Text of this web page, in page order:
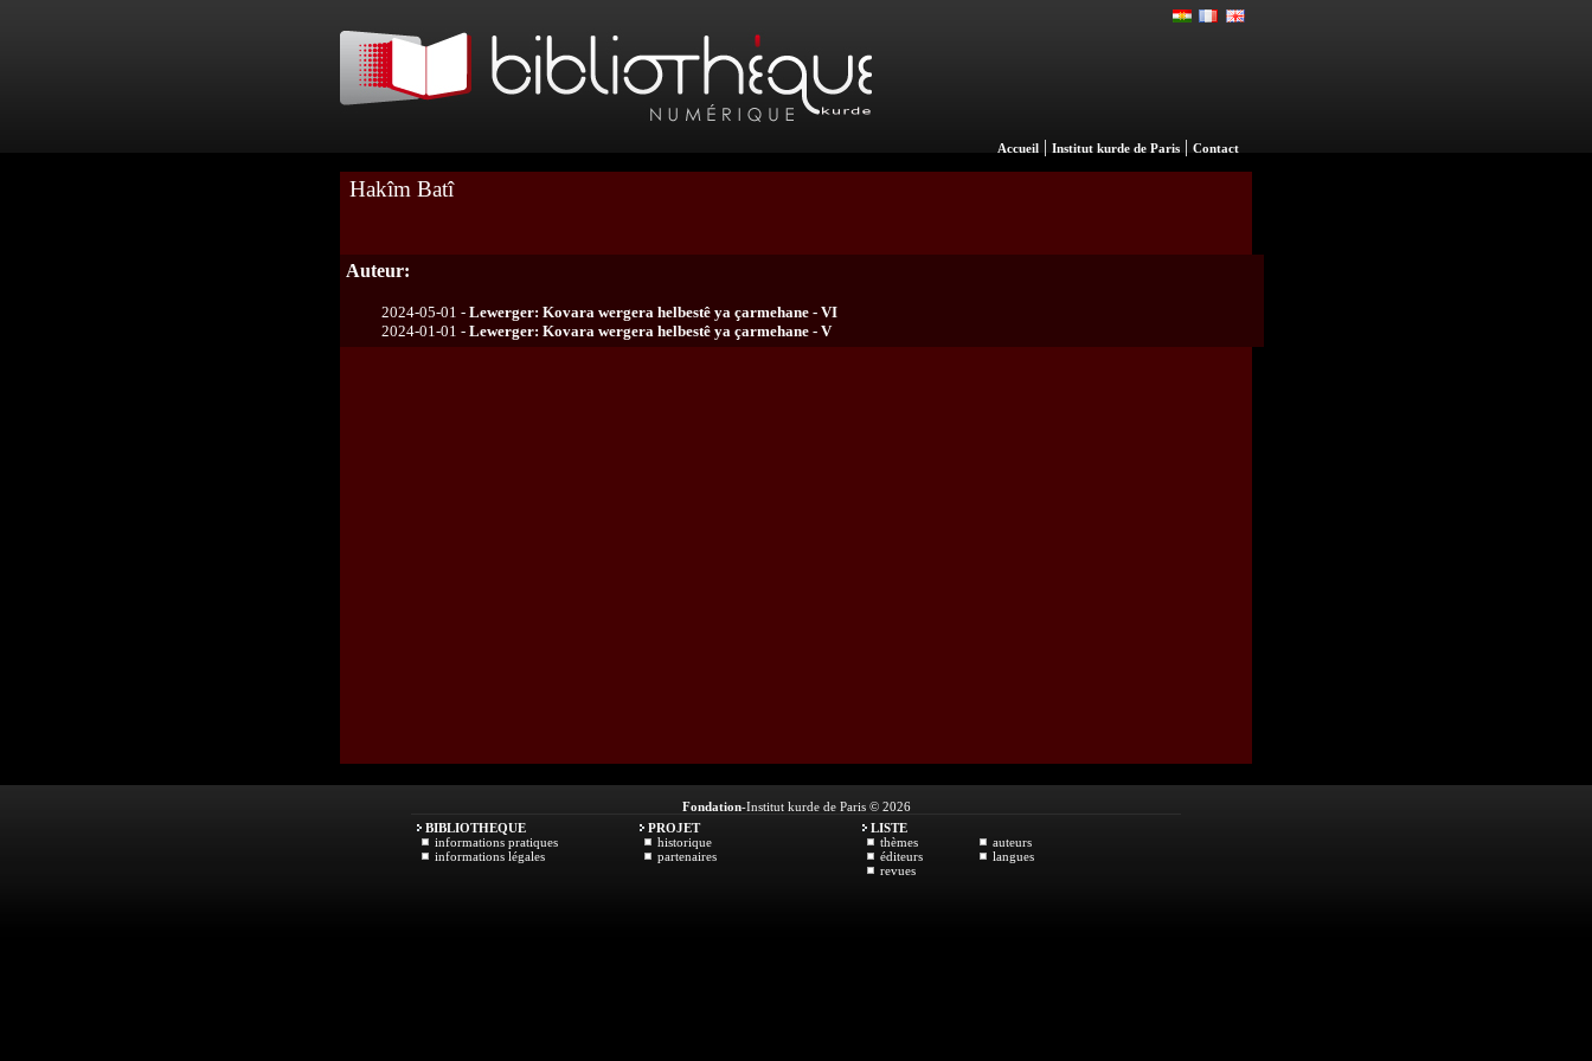
Accueil | Institut kurde de Paris | Contact
Hakîm Batî
Auteur:
2024-05-01 - Lewerger: Kovara wergera helbestê ya çarmehane - VI
2024-01-01 - Lewerger: Kovara wergera helbestê ya çarmehane - V
Fondation-Institut kurde de Paris © 2026
BIBLIOTHEQUE
informations pratiques
informations légales
PROJET
historique
partenaires
LISTE
thèmes
auteurs
éditeurs
langues
revues